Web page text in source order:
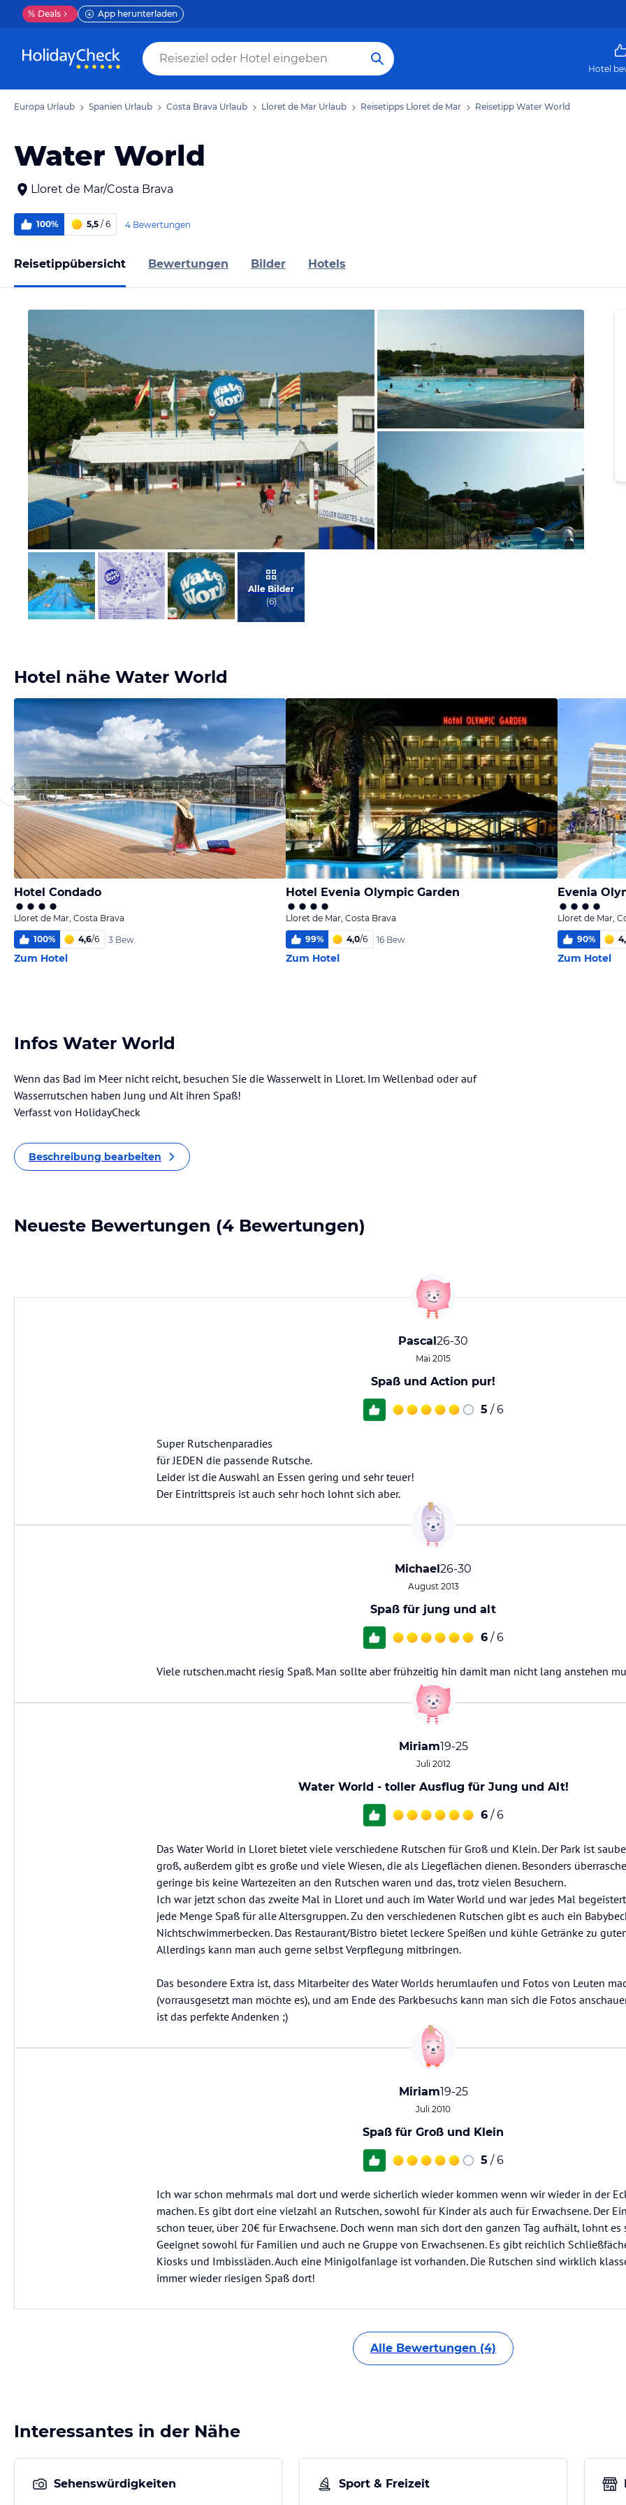
% Deals App herunterladen
Hotel
Europa Urlaub Spanien Urlaub Costa Brava Urlaub Lloret de Mar Urlaub Reisetipps Lloret de Mar Reisetipp Water World
Water World
Lloret de Mar/Costa Brava
100% 5,5 / 6 4 Bewertungen
Reisetippübersicht Bewertungen Bilder Hotels
Bild melden
von Benno
von Benno
Alle Bilder
(6)
Hotel nähe Water World
Hotel Condado
Lloret de Mar, Costa Brava
100% 4,6/6 3 Bew.
Zum Hotel
Hotel Evenia Olympic Garden
Lloret de Mar, Costa Brava
99% 4,0/6 16 Bew.
Zum Hotel
Evenia
Lloret de Mar,
90%
Zum Hotel
Infos Water World
Wenn das Bad im Meer nicht reicht, besuchen Sie die Wasserwelt in Lloret. Im Wellenbad oder auf
Wasserrutschen haben Jung und Alt ihren Spaß!
Verfasst von HolidayCheck
Beschreibung bearbeiten
Neueste Bewertungen (4 Bewertungen)
Pascal26-30
Mai 2015
Spaß und Action pur!
5 / 6
Super Rutschenparadies
für JEDEN die passende Rutsche.
Leider ist die Auswahl an Essen gering und sehr teuer!
Der Eintrittspreis ist auch sehr hoch lohnt sich aber.
Michael26-30
August 2013
Spaß für jung und alt
6 / 6
Viele rutschen.macht riesig Spaß. Man sollte aber frühzeitig hin damit man nicht lang anstehen
Miriam19-25
Juli 2012
Water World - toller Ausflug für Jung und Alt!
6 / 6
Das Water World in Lloret bietet viele verschiedene Rutschen für Groß und Klein. Der Park ist
groß, außerdem gibt es große und viele Wiesen, die als Liegeflächen dienen. Besonders
geringe bis keine Wartezeiten an den Rutschen waren und das, trotz vielen Besuchern.
Ich war jetzt schon das zweite Mal in Lloret und auch im Water World und war jedes Mal
jede Menge Spaß für alle Altersgruppen. Zu den verschiedenen Rutschen gibt es auch ein
Nichtschwimmerbecken. Das Restaurant/Bistro bietet leckere Speißen und kühle Getränke zu
Allerdings kann man auch gerne selbst Verpflegung mitbringen.
Das besondere Extra ist, dass Mitarbeiter des Water Worlds herumlaufen und Fotos von Leuten
(vorrausgesetzt man möchte es), und am Ende des Parkbesuchs kann man sich die Fotos
ist das perfekte Andenken ;)
Miriam19-25
Juli 2010
Spaß für Groß und Klein
5 / 6
Ich war schon mehrmals mal dort und werde sicherlich wieder kommen wenn wir wieder in der
machen. Es gibt dort eine vielzahl an Rutschen, sowohl für Kinder als auch für Erwachsene. Der
schon teuer, über 20€ für Erwachsene. Doch wenn man sich dort den ganzen Tag aufhält, lohnt es
Geeignet sowohl für Familien und auch ne Gruppe von Erwachsenen. Es gibt reichlich
Kiosks und Imbissläden. Auch eine Minigolfanlage ist vorhanden. Die Rutschen sind wirklich
immer wieder riesigen Spaß dort!
Alle Bewertungen (4)
Interessantes in der Nähe
Sehenswürdigkeiten Sport & Freizeit